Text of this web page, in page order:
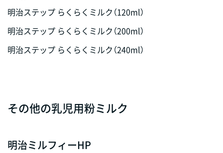
明治ステップ らくらくミルク（120ml）
明治ステップ らくらくミルク（200ml）
明治ステップ らくらくミルク（240ml）
その他の乳児用粉ミルク
明治ミルフィーHP